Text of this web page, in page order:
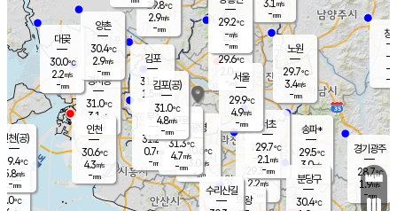
의도
℃
과천
29.3℃
2.2m/s
- mm
경기광주
28.7℃
1.9m/s
-mm
경서동
31.0℃
3.1 m/s
-mm
29.8℃
2.9m/s
-mm
대곶
30.0℃
2.2m/s
-mm
창
-
-m/
-
의왕
김포
31.5℃
1.5 m/s
mm
광명
30.6 ℃
3.0 m/s
-mm
부천
31.2℃
0.7m/s
-mm
양촌
30.4℃
2.9m/s
-mm
구로
31.3℃
4.7m/s
-mm
은평
29.6℃
2.0 m/s
- mm
노원
29.7℃
3.4m/s
-mm
송파*
29.5℃
3.0m/s
-mm
서초
29.7℃
2.1 m/s
-mm
3.1 m/s
-mm
수리산길
분당구
30.4℃
29.2℃
-m/s
-mm
인천(공)
29.4℃
5.8m/s
-mm
김포(공)
31.0℃
4.8m/s
-mm
인천
30.6℃
4.3m/s
-mm
서울
29.9℃
4.9m/s
-mm